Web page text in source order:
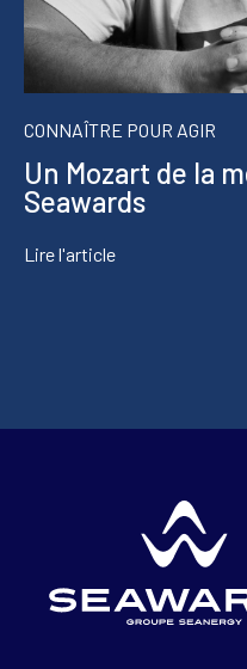
CONNAÎTRE POUR AGIR
Un Mozart de la
Seawards
Lire l'article